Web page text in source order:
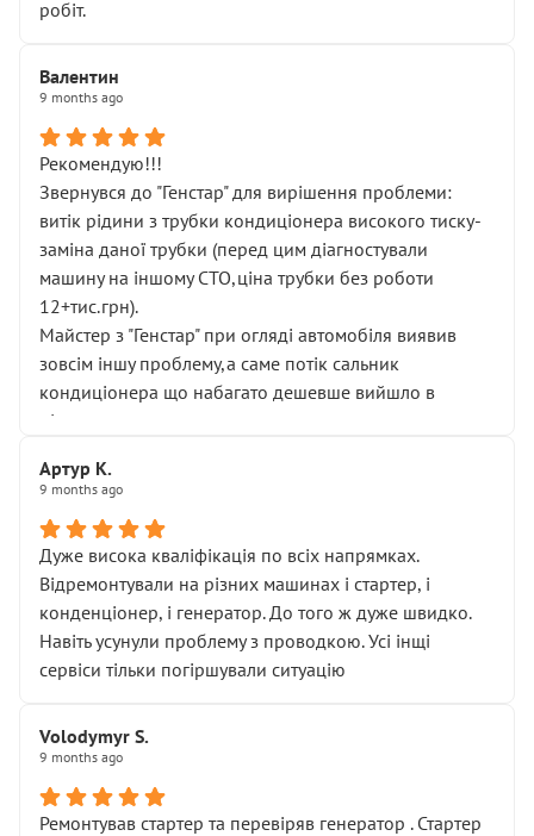
робіт.
Валентин
9 months ago
Рекомендую!!!
Звернувся до "Генстар" для вирішення проблеми:
витік рідини з трубки кондиціонера високого тиску-
заміна даної трубки (перед цим діагностували
машину на іншому СТО,ціна трубки без роботи
12+тис.грн).
Майстер з "Генстар" при огляді автомобіля виявив
зовсім іншу проблему,а саме потік сальник
кондиціонера що набагато дешевше вийшло в
підсумку.
Артур К.
9 months ago
Дуже висока кваліфікація по всіх напрямках.
Відремонтували на різних машинах і стартер, і
конденціонер, і генератор. До того ж дуже швидко.
Навіть усунули проблему з проводкою. Усі інщі
сервіси тільки погіршували ситуацію
Volodymyr S.
9 months ago
Ремонтував стартер та перевіряв генератор . Стартер